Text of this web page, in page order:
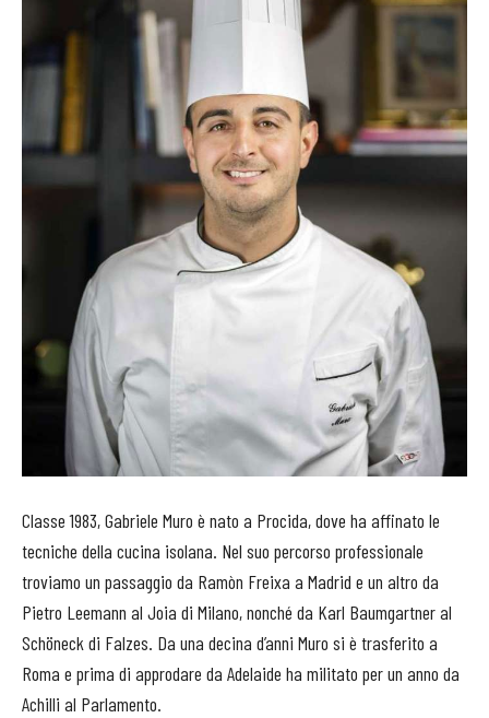
Classe 1983, Gabriele Muro è nato a Procida, dove ha affinato le
tecniche della cucina isolana. Nel suo percorso professionale
troviamo un passaggio da Ramòn Freixa a Madrid e un altro da
Pietro Leemann al Joia di Milano, nonché da Karl Baumgartner al
Schöneck di Falzes. Da una decina d’anni Muro si è trasferito a
Roma e prima di approdare da Adelaide ha militato per un anno da
Achilli al Parlamento.